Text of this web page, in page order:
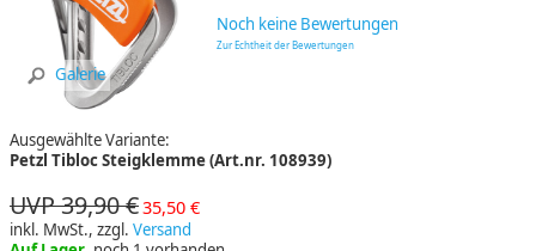
Hilfe, Kontakt
Galerie
Noch keine Bewertungen
Zur Echtheit der Bewertungen
Ausgewählte Variante:
Petzl Tibloc Steigklemme (Art.nr. 108939)
UVP 39,90 €35,50 €
inkl. MwSt., zzgl. Versand